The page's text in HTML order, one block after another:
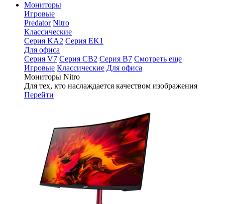
Мониторы
Игровые
Predator Nitro
Классические
Серия KA2 Серия EK1
Для офиса
Серия V7 Серия CB2 Серия B7 Смотреть еще
Игровые Классические Для офиса
Мониторы Nitro
Для тех, кто наслаждается качеством изображения
Перейти